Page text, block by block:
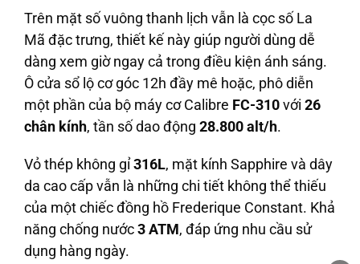
Trên mặt số vuông thanh lịch vẫn là cọc số La
Mã đặc trưng, thiết kế này giúp người dùng dễ
dàng xem giờ ngay cả trong điều kiện ánh sáng.
Ô cửa sổ lộ cơ góc 12h đầy mê hoặc, phô diễn
một phần của bộ máy cơ Calibre FC-310với 26
chân kính, tần số dao động 28.800 alt/h.
Vỏ thép không gỉ316L, mặt kính Sapphire và dây
da cao cấp vẫn là những chi tiết không thể thiếu
của một chiếc đồng hồ Frederique Constant. Khả
năng chống nước3 ATM, đáp ứng nhu cầu sử
dụng hàng ngày.